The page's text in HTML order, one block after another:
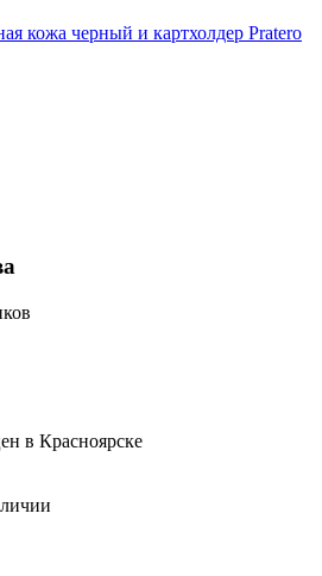
кожа черный и картхолдер Pratero
в Красноярске